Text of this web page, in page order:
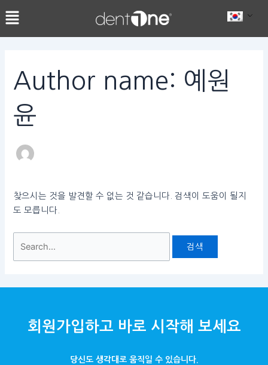
텐
츠
Author name: 예원
윤
찾으시는 것을 발견할 수 없는 것 같습니다. 검색이 도움이 될지
도 모릅니다.
for:
회원가입하고 바로 시작해 보세요
당신도 생각대로 움직일 수 있습니다.